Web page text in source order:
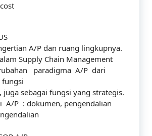
A/P dan ruang lingkupnya.
Supply Chain Management
paradigma A/P dari
sebagai fungsi yang strategis.
A/P : dokumen, pengendalian